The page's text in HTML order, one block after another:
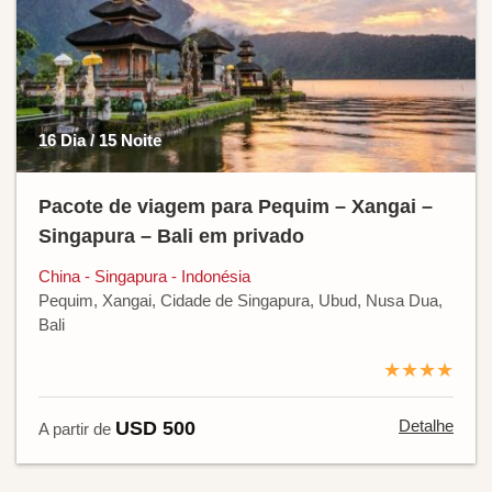
16 Dia / 15 Noite
Pacote de viagem para Pequim – Xangai –
Singapura – Bali em privado
China - Singapura - Indonésia
Pequim, Xangai, Cidade de Singapura, Ubud, Nusa Dua,
Bali
★★★★
A partir de USD 500 Detalhe